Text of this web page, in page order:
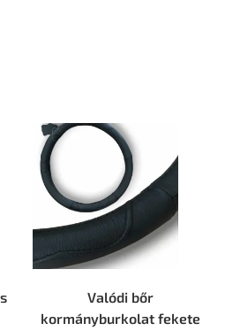
Valódi bőr
kormányburkolat fekete